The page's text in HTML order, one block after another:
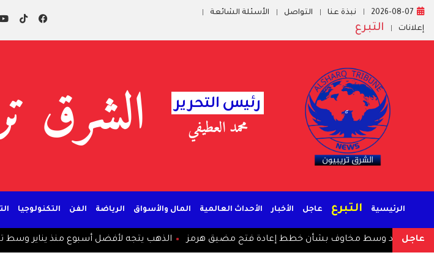
نبذة عنا التواصل
الأسئلة الشائعة
إعلانات
التبرع
رئيس التحرير
محمد العطيفي الشرق
الرئيسية التبرع عاجل الأخبار الأحداث العالمية المال والأسواق الرياضة الفن التكنولوجيا
عاجل
وسط مخاوف بشأن خطط إعادة فتح مضيق هرمز الذهب يتجه لأفضل أسبوع منذ يناير وسط ترقب